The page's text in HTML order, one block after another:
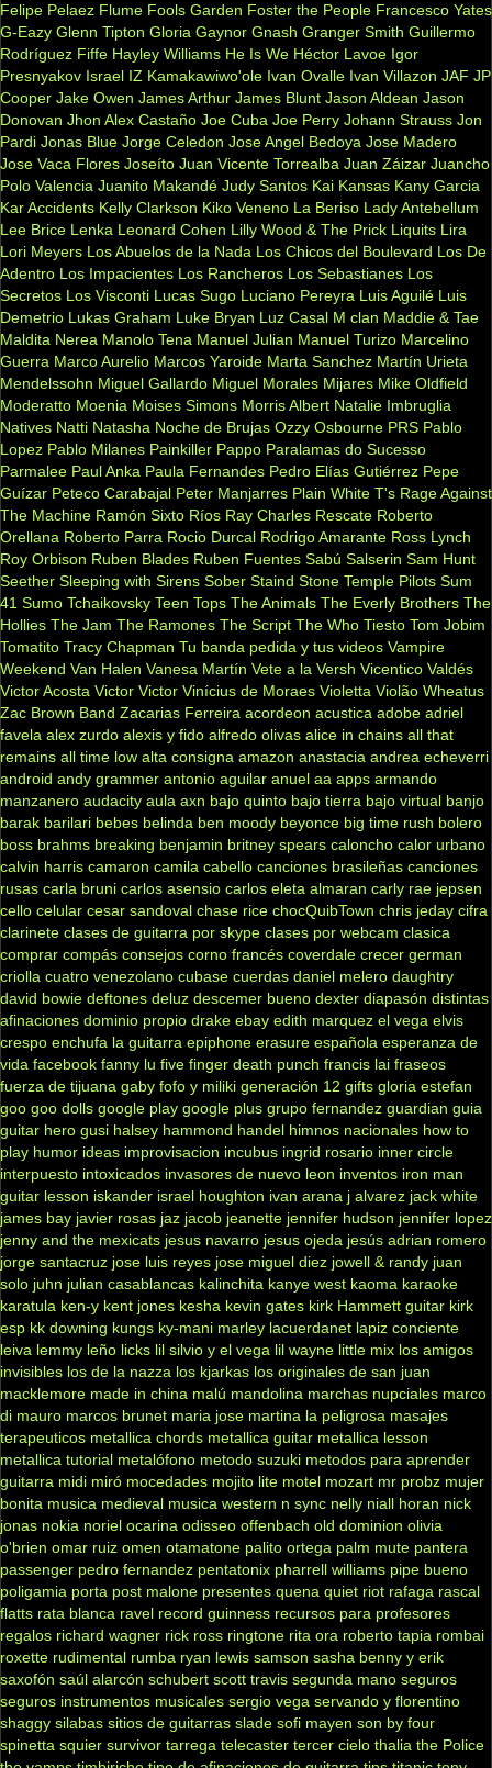
Felipe Pelaez Flume Fools Garden Foster the People Francesco Yates
G-Eazy Glenn Tipton Gloria Gaynor Gnash Granger Smith Guillermo
Rodríguez Fiffe Hayley Williams He Is We Héctor Lavoe Igor
Presnyakov Israel IZ Kamakawiwo'ole Ivan Ovalle Ivan Villazon JAF JP
Cooper Jake Owen James Arthur James Blunt Jason Aldean Jason
Donovan Jhon Alex Castaño Joe Cuba Joe Perry Johann Strauss Jon
Pardi Jonas Blue Jorge Celedon Jose Angel Bedoya Jose Madero
Jose Vaca Flores Joseíto Juan Vicente Torrealba Juan Záizar Juancho
Polo Valencia Juanito Makandé Judy Santos Kai Kansas Kany Garcia
Kar Accidents Kelly Clarkson Kiko Veneno La Beriso Lady Antebellum
Lee Brice Lenka Leonard Cohen Lilly Wood & The Prick Liquits Lira
Lori Meyers Los Abuelos de la Nada Los Chicos del Boulevard Los De
Adentro Los Impacientes Los Rancheros Los Sebastianes Los
Secretos Los Visconti Lucas Sugo Luciano Pereyra Luis Aguilé Luis
Demetrio Lukas Graham Luke Bryan Luz Casal M clan Maddie & Tae
Maldita Nerea Manolo Tena Manuel Julian Manuel Turizo Marcelino
Guerra Marco Aurelio Marcos Yaroide Marta Sanchez Martín Urieta
Mendelssohn Miguel Gallardo Miguel Morales Mijares Mike Oldfield
Moderatto Moenia Moises Simons Morris Albert Natalie Imbruglia
Natives Natti Natasha Noche de Brujas Ozzy Osbourne PRS Pablo
Lopez Pablo Milanes Painkiller Pappo Paralamas do Sucesso
Parmalee Paul Anka Paula Fernandes Pedro Elías Gutiérrez Pepe
Guízar Peteco Carabajal Peter Manjarres Plain White T's Rage Against
The Machine Ramón Sixto Ríos Ray Charles Rescate Roberto
Orellana Roberto Parra Rocio Durcal Rodrigo Amarante Ross Lynch
Roy Orbison Ruben Blades Ruben Fuentes Sabú Salserin Sam Hunt
Seether Sleeping with Sirens Sober Staind Stone Temple Pilots Sum
41 Sumo Tchaikovsky Teen Tops The Animals The Everly Brothers The
Hollies The Jam The Ramones The Script The Who Tiesto Tom Jobim
Tomatito Tracy Chapman Tu banda pedida y tus videos Vampire
Weekend Van Halen Vanesa Martín Vete a la Versh Vicentico Valdés
Victor Acosta Victor Victor Vinícius de Moraes Violetta Violão Wheatus
Zac Brown Band Zacarias Ferreira acordeon acustica adobe adriel
favela alex zurdo alexis y fido alfredo olivas alice in chains all that
remains all time low alta consigna amazon anastacia andrea echeverri
android andy grammer antonio aguilar anuel aa apps armando
manzanero audacity aula axn bajo quinto bajo tierra bajo virtual banjo
barak barilari bebes belinda ben moody beyonce big time rush bolero
boss brahms breaking benjamin britney spears caloncho calor urbano
calvin harris camaron camila cabello canciones brasileñas canciones
rusas carla bruni carlos asensio carlos eleta almaran carly rae jepsen
cello celular cesar sandoval chase rice chocQuibTown chris jeday cifra
clarinete clases de guitarra por skype clases por webcam clasica
comprar compás consejos corno francés coverdale crecer german
criolla cuatro venezolano cubase cuerdas daniel melero daughtry
david bowie deftones deluz descemer bueno dexter diapasón distintas
afinaciones dominio propio drake ebay edith marquez el vega elvis
crespo enchufa la guitarra epiphone erasure española esperanza de
vida facebook fanny lu five finger death punch francis lai fraseos
fuerza de tijuana gaby fofo y miliki generación 12 gifts gloria estefan
goo goo dolls google play google plus grupo fernandez guardian guia
guitar hero gusi halsey hammond handel himnos nacionales how to
play humor ideas improvisacion incubus ingrid rosario inner circle
interpuesto intoxicados invasores de nuevo leon inventos iron man
guitar lesson iskander israel houghton ivan arana j alvarez jack white
james bay javier rosas jaz jacob jeanette jennifer hudson jennifer lopez
jenny and the mexicats jesus navarro jesus ojeda jesús adrian romero
jorge santacruz jose luis reyes jose miguel diez jowell & randy juan
solo juhn julian casablancas kalinchita kanye west kaoma karaoke
karatula ken-y kent jones kesha kevin gates kirk Hammett guitar kirk
esp kk downing kungs ky-mani marley lacuerdanet lapiz conciente
leiva lemmy leño licks lil silvio y el vega lil wayne little mix los amigos
invisibles los de la nazza los kjarkas los originales de san juan
macklemore made in china malú mandolina marchas nupciales marco
di mauro marcos brunet maria jose martina la peligrosa masajes
terapeuticos metallica chords metallica guitar metallica lesson
metallica tutorial metalófono metodo suzuki metodos para aprender
guitarra midi miró mocedades mojito lite motel mozart mr probz mujer
bonita musica medieval musica western n sync nelly niall horan nick
jonas nokia noriel ocarina odisseo offenbach old dominion olivia
o'brien omar ruiz omen otamatone palito ortega palm mute pantera
passenger pedro fernandez pentatonix pharrell williams pipe bueno
poligamia porta post malone presentes quena quiet riot rafaga rascal
flatts rata blanca ravel record guinness recursos para profesores
regalos richard wagner rick ross ringtone rita ora roberto tapia rombai
roxette rudimental rumba ryan lewis samson sasha benny y erik
saxofón saúl alarcón schubert scott travis segunda mano seguros
seguros instrumentos musicales sergio vega servando y florentino
shaggy silabas sitios de guitarras slade sofi mayen son by four
spinetta squier survivor tarrega telecaster tercer cielo thalia the Police